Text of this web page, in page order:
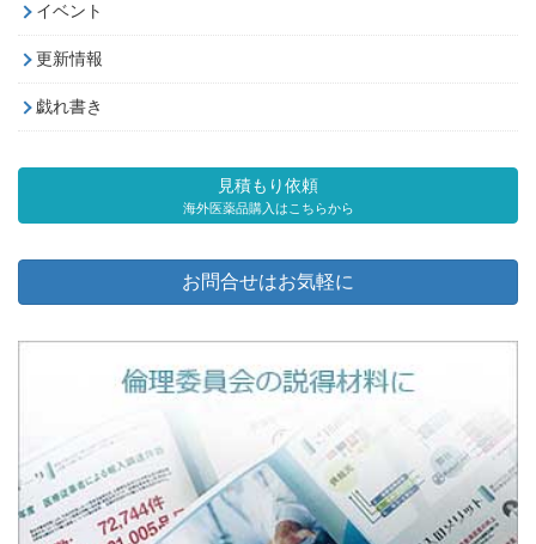
イベント
更新情報
戯れ書き
見積もり依頼
海外医薬品購入はこちらから
お問合せはお気軽に